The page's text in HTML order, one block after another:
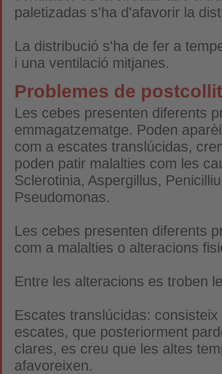
paletizadas s'ha d'afavorir la
La distribució s'ha de fer a
i una ventilació mitjanes.
Problemes de
Les cebes presenten diferents
emmagatzematge. Poden
com a escates translúcidas,
poden patir malalties com les
Sclerotinia, Aspergillus,
Pseudomonas.
Les cebes presenten diferents
com a malalties o alteracions
Entre les alteracions es troben
Escates translúcidas:
escates, que posteriorment
clares, es creu que les altes
afavoreixen.